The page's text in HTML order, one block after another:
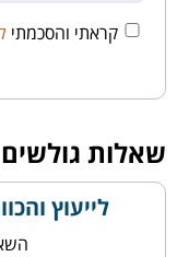
קראתי והסכמתי
שאלות גולשים
לייעוץ